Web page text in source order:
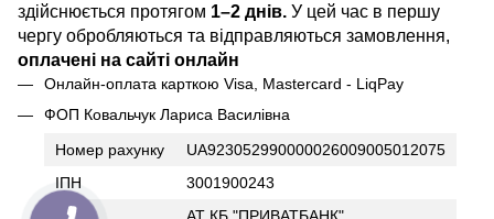
здійснюється протягом 1–2 днів. У цей час в першу
чергу обробляються та відправляються замовлення,
оплачені на сайті онлайн
Онлайн-оплата карткою Visa, Mastercard - LiqPay
ФОП Ковальчук Лариса Василівна
Номер рахунку
UA923052990000026009005012075
ІПН
3001900243